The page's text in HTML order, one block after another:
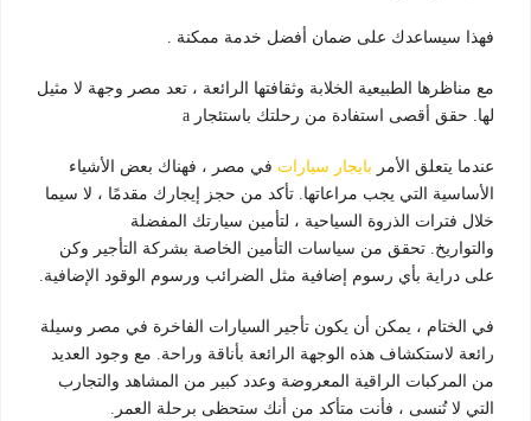
فهذا سيساعدك على ضمان أفضل خدمة ممكنة .
مع مناظرها الطبيعية الخلابة وثقافتها الرائعة ، تعد مصر وجهة لا مثيل
لها. حقق أقصى استفادة من رحلتك باستئجار a
عندما يتعلق الأمر بايجار سيارات في مصر ، فهناك بعض الأشياء
الأساسية التي يجب مراعاتها. تأكد من حجز إيجارك مقدمًا ، لا سيما
خلال فترات الذروة السياحية ، لتأمين سيارتك المفضلة
والتواريخ. تحقق من سياسات التأمين الخاصة بشركة التأجير وكن
على دراية بأي رسوم إضافية مثل الضرائب ورسوم الوقود الإضافية.
في الختام ، يمكن أن يكون تأجير السيارات الفاخرة في مصر وسيلة
رائعة لاستكشاف هذه الوجهة الرائعة بأناقة وراحة. مع وجود العديد
من المركبات الراقية المعروضة وعدد كبير من المشاهد والتجارب
التي لا تُنسى ، فأنت متأكد من أنك ستحظى برحلة العمر.